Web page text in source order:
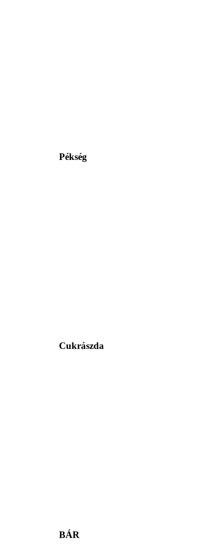
Pékség
Cukrászda
BÁR